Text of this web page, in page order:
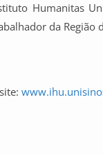
Humanitas
da Região